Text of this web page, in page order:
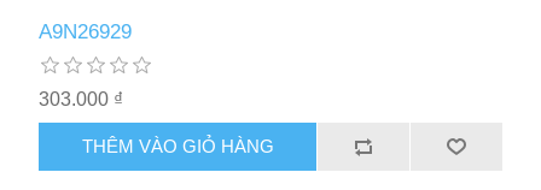
A9N26929
303.000 ₫
THÊM VÀO GIỎ HÀNG